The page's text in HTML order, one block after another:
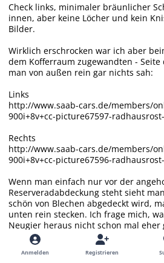
Check links, minimaler bräunlicher
innen, aber keine Löcher und kein
Bilder.
Wirklich erschrocken war ich aber
dem Kofferraum zugewandten - Seite
man von außen rein gar nichts sah:
Links
http://www.saab-cars.de/members/
900i+8v+cc-picture67597-
Rechts
http://www.saab-cars.de/members/
900i+8v+cc-picture67596-
Wenn man einfach nur vor der
Reserveradabdeckung steht sieht
schön von Blechen abgedeckt wird,
unten rein stecken. Ich frage mich,
Neugier heraus nicht schon mal
zwar "Ecken Kofferraum" als
bin von den tief liegenden Ecken
noch immer kein 900-Insider
Anmelden Registrieren